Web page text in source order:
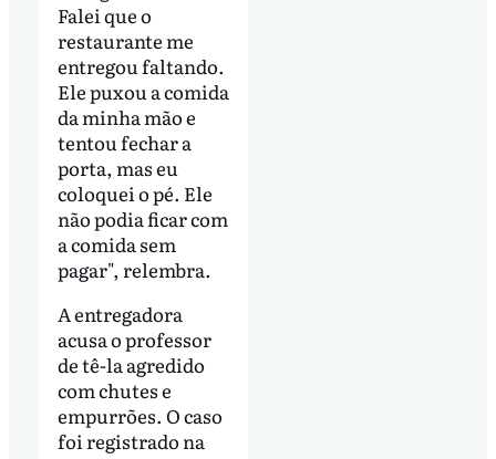
Falei que o
restaurante me
entregou faltando.
Ele puxou a comida
da minha mão e
tentou fechar a
porta, mas eu
coloquei o pé. Ele
não podia ficar com
a comida sem
pagar", relembra.
A entregadora
acusa o professor
de tê-la agredido
com chutes e
empurrões. O caso
foi registrado na